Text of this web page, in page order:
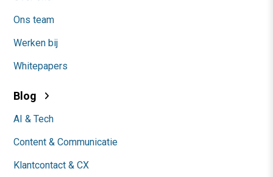
Ons team
Werken bij
Whitepapers
Blog
AI & Tech
Content & Communicatie
Klantcontact & CX